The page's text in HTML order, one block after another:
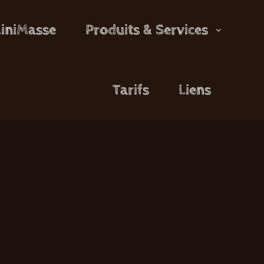
Produits & Services
Tarifs Liens